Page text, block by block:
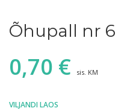
Õhupall nr 6
0,70 € sis. KM
VILJANDI LAOS